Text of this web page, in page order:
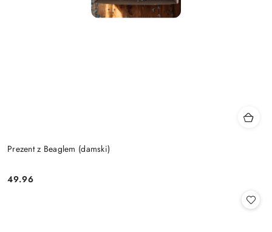
Prezent z Beaglem (damski)
Cena:
49.96